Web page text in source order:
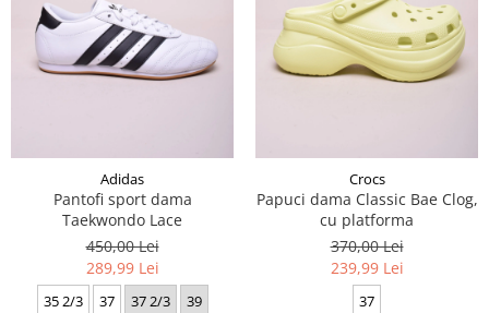
Adidas
Pantofi sport dama
Taekwondo Lace
450,00 Lei
289,99 Lei
35 2/3 37 37 2/3
39
Crocs
Papuci dama Classic Bae Clog,
cu platforma
370,00 Lei
239,99 Lei
37